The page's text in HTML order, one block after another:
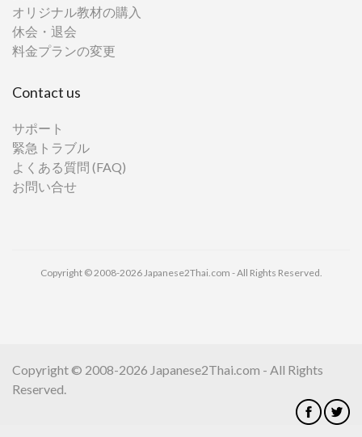
オリジナル教材の購入
休会・退会
料金プランの変更
Contact us
サポート
緊急トラブル
よくある質問 (FAQ)
お問い合せ
Copyright © 2008-2026 Japanese2Thai.com - All Rights Reserved.
Copyright © 2008-2026 Japanese2Thai.com - All Rights
Reserved.